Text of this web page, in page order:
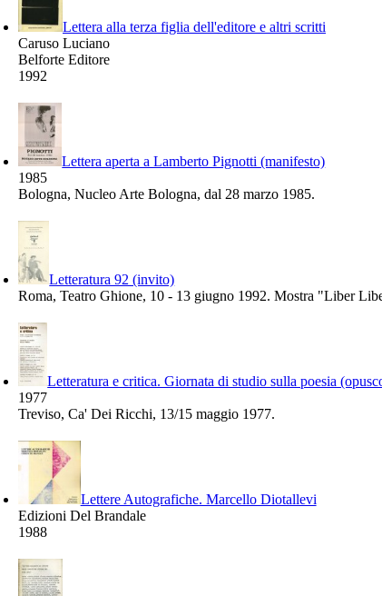
Lettera alla terza figlia dell'editore e altri scritti
Caruso Luciano
Belforte Editore
1992
Lettera aperta a Lamberto Pignotti (manifesto)
1985
Bologna, Nucleo Arte Bologna, dal 28 marzo 1985.
Letteratura 92 (invito)
Roma, Teatro Ghione, 10 - 13 giugno 1992. Mostra "Liber
Letteratura e critica. Giornata di studio sulla poesia
1977
Treviso, Ca' Dei Ricchi, 13/15 maggio 1977.
Lettere Autografiche. Marcello Diotallevi
Edizioni Del Brandale
1988